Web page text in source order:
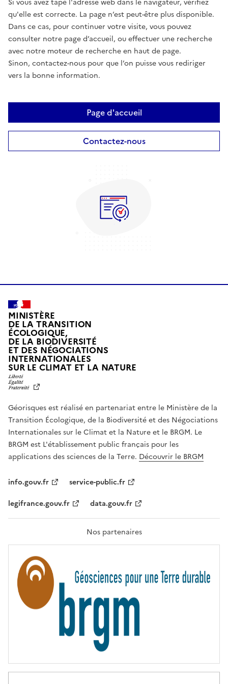
Si vous avez tapé l'adresse web dans le navigateur, vérifiez
qu'elle est correcte. La page n’est peut-être plus disponible.
Dans ce cas, pour continuer votre visite, vous pouvez
consulter notre page d’accueil, ou effectuer une recherche
avec notre moteur de recherche en haut de page.
Sinon, contactez-nous pour que l’on puisse vous rediriger
vers la bonne information.
Page d'accueil
Contactez-nous
MINISTÈRE
DE LA TRANSITION
ÉCOLOGIQUE,
DE LA BIODIVERSITÉ
ET DES NÉGOCIATIONS
INTERNATIONALES
SUR LE CLIMAT ET LA NATUREL
T
É
,
É
G
A
L
F
A
T
R
T
É
Géorisques est réalisé en partenariat entre le Ministère de la
Transition Écologique, de la Biodiversité et des Négociations
Internationales sur le Climat et la Nature et le BRGM. Le
BRGM est L'établissement public français pour les
applications des sciences de la Terre. Découvrir le BRGM
info.gouv.fr
service-public.fr
legifrance.gouv.fr
data.gouv.fr
Nos partenaires